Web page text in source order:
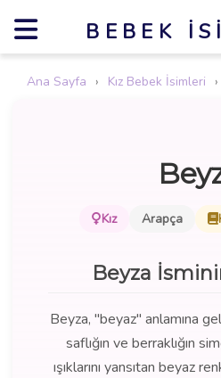
BEBEK
Ana Sayfa › Kız Bebek İsimleri ›
Kız Arapça
Beyza
Beyza, "beyaz" anlamına
saflığın ve berraklığın
ışıklarını yansıtan beyaz